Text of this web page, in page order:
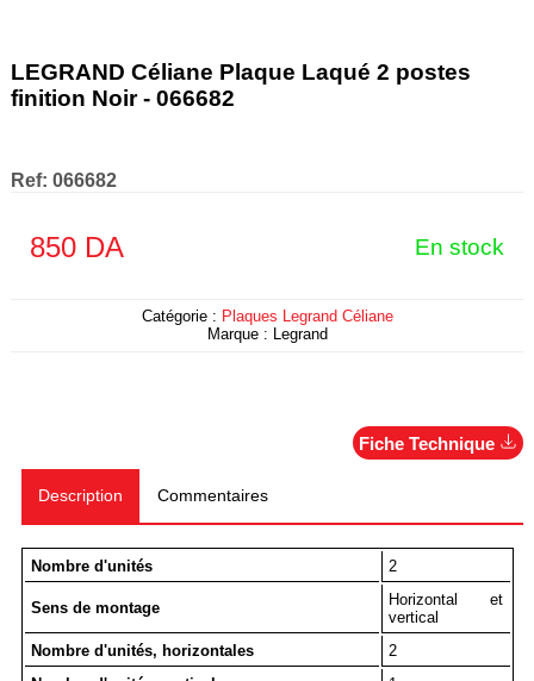
LEGRAND Céliane Plaque Laqué 2 postes
finition Noir - 066682
Ref: 066682
850DA En stock
Catégorie : Plaques Legrand Céliane
Marque : Legrand
Fiche Technique
Description Commentaires
Nombre d'unités 2
Sens de montage
Horizontal et
vertical
Nombre d'unités, horizontales
2